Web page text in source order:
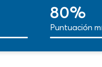
Completa la practica
tu licencia de conducir.
80%
Puntuación